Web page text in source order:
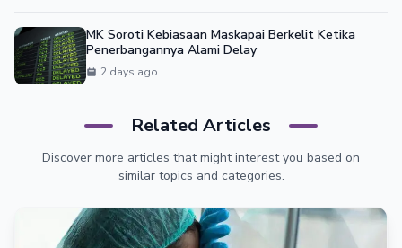
MK Soroti Kebiasaan Maskapai Berkelit Ketika
Penerbangannya Alami Delay
2 days ago
Related Articles
Discover more articles that might interest you based on
similar topics and categories.